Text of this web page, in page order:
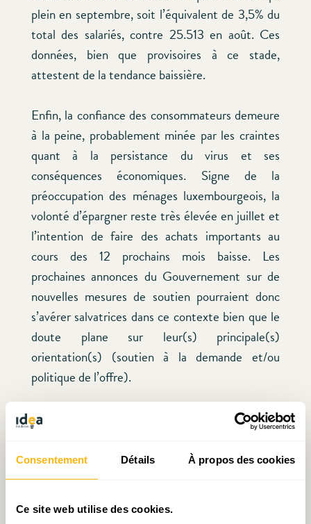
Consentement Détails À propos des cookies
Ce site web utilise des cookies.
plein en septembre, soit l’équivalent de 3,5% du
total des salariés, contre 25.513 en août. Ces
données, bien que provisoires à ce stade,
attestent de la tendance baissière.
Enfin, la confiance des consommateurs demeure
à la peine, probablement minée par les craintes
quant à la persistance du virus et ses
conséquences économiques. Signe de la
préoccupation des ménages luxembourgeois, la
volonté d’épargner reste très élevée en juillet et
l’intention de faire des achats importants au
cours des 12 prochains mois baisse. Les
prochaines annonces du Gouvernement sur de
nouvelles mesures de soutien pourraient donc
s’avérer salvatrices dans ce contexte bien que le
doute plane sur leur(s) principale(s)
orientation(s) (soutien à la demande et/ou
politique de l’offre).